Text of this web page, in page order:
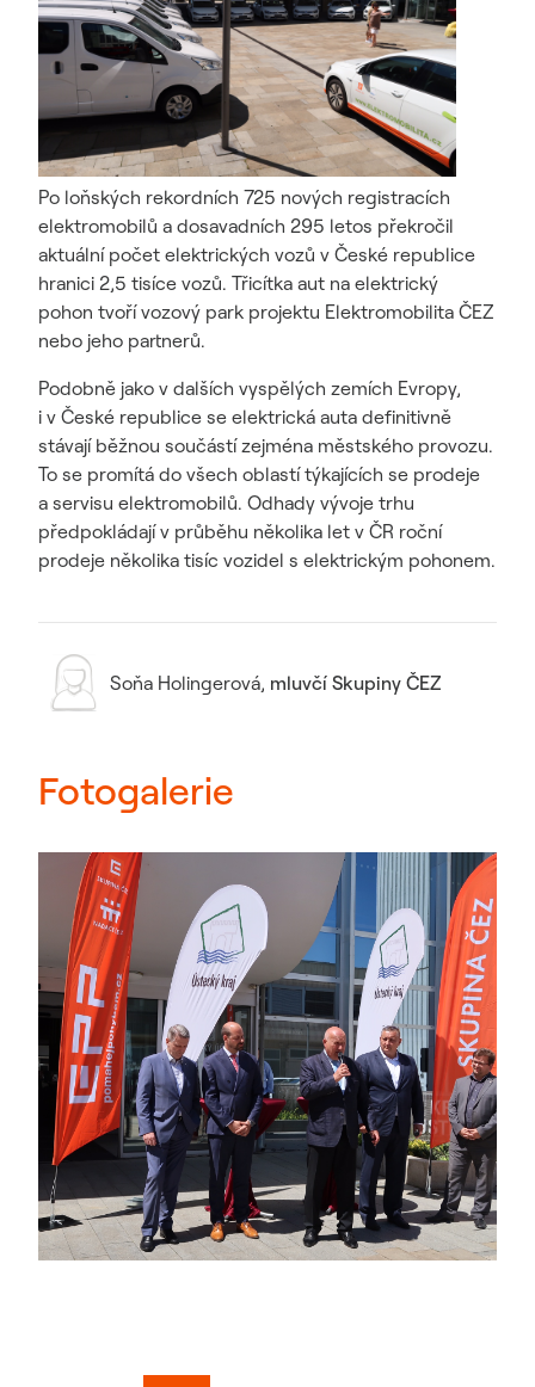
Po loňských rekordních 725 nových registracích
elektromobilů a dosavadních 295 letos překročil
aktuální počet elektrických vozů v České republice
hranici 2,5 tisíce vozů. Třicítka aut na elektrický
pohon tvoří vozový park projektu Elektromobilita ČEZ
nebo jeho partnerů.
Podobně jako v dalších vyspělých zemích Evropy,
i v České republice se elektrická auta definitivně
stávají běžnou součástí zejména městského provozu.
To se promítá do všech oblastí týkajících se prodeje
a servisu elektromobilů. Odhady vývoje trhu
předpokládají v průběhu několika let v ČR roční
prodeje několika tisíc vozidel s elektrickým pohonem.
Soňa Holingerová, mluvčí Skupiny ČEZ
Fotogalerie